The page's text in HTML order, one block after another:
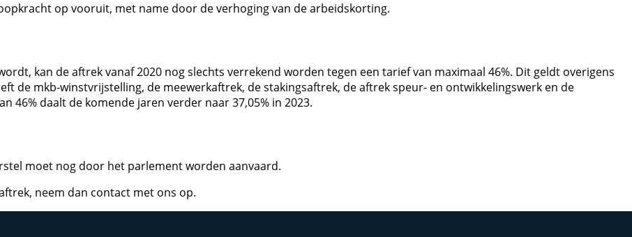
op vooruit, met name door de verhoging van de arbeidskorting.
kan de aftrek vanaf 2020 nog slechts verrekend worden tegen een tarief van maximaal 46%. Dit geldt overigens
de mkb-winstvrijstelling, de meewerkaftrek, de stakingsaftrek, de aftrek speur- en ontwikkelingswerk en de
daalt de komende jaren verder naar 37,05% in 2023.
moet nog door het parlement worden aanvaard.
neem dan contact met ons op.